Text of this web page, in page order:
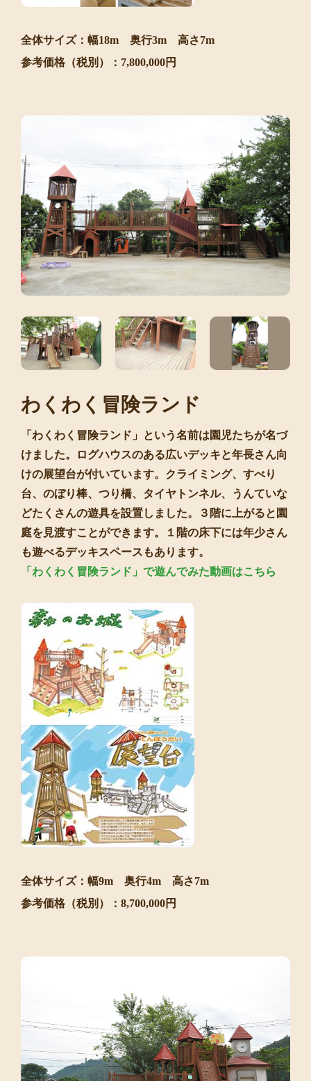
全体サイズ：幅18m 奥行3m 高さ7m
参考価格（税別）：7,800,000円
わくわく冒険ランド
「わくわく冒険ランド」という名前は園児たちが名づ
けました。ログハウスのある広いデッキと年長さん向
けの展望台が付いています。クライミング、すべり
台、のぼり棒、つり橋、タイヤトンネル、うんていな
どたくさんの遊具を設置しました。３階に上がると園
庭を見渡すことができます。１階の床下には年少さん
も遊べるデッキスペースもあります。
「わくわく冒険ランド」で遊んでみた動画はこちら
全体サイズ：幅9m 奥行4m 高さ7m
参考価格（税別）：8,700,000円